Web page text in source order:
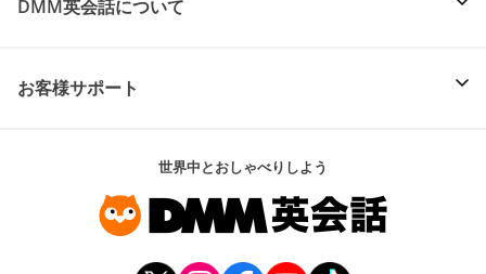
DMM英会話について
お客様サポート
世界中とおしゃべりしよう